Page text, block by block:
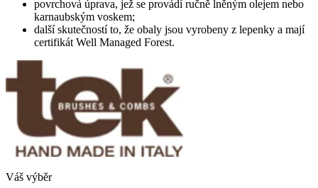
povrchová úprava, jež se provádí ručně lněným olejem nebo
karnaubským voskem;
další skutečností to, že obaly jsou vyrobeny z lepenky a mají
certifikát Well Managed Forest.
Váš výběr